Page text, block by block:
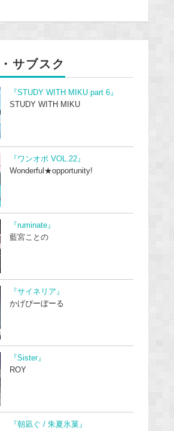
サブスク
『STUDY WITH MIKU part 6』
STUDY WITH MIKU
『ワンオポ VOL.22』
Wonderful★opportunity!
『ruminate』
藍宮ことの
『サイネリア』
かげぴーぼーる
『Sister』
ROY
『朝凪ぐ / 朱夏氷菓』